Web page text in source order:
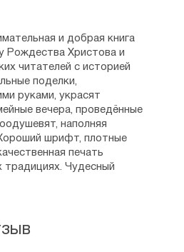
и добрая книга
Рождества Христова и
читателей с историей
поделки,
руками, украсят
вечера, проведённые
наполняя
шрифт, плотные
печать
традициях. Чудесный